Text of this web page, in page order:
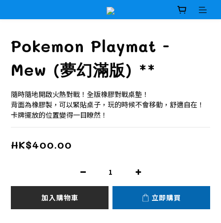
Pokemon Playmat -
Mew (夢幻滿版) **
隨時隨地開啟火熱對戰！全版橡膠對戰桌墊！
背面為橡膠製，可以緊貼桌子，玩的時候不會移動，舒適自在！
卡牌擺放的位置變得一目瞭然！
HK$400.00
加入購物車 立即購買